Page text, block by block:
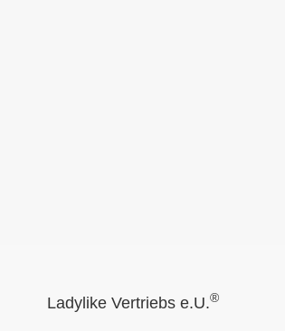
Ladylike Vertriebs e.U.®